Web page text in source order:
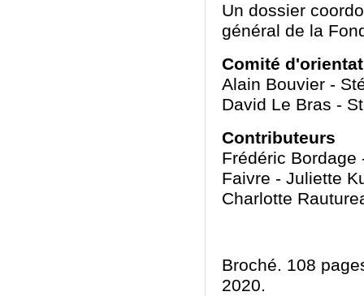
Un dossier
général de la
Comité
Alain Bouvier -
David Le Bras -
Contributeurs
Frédéric Bordage
Faivre - Juliette
Charlotte
Broché. 108
2020.